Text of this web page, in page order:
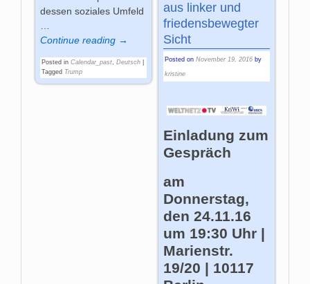
dessen soziales Umfeld
Continue reading →
Posted in Calendar_past ,Deutsch
Tagged Trump
aus linker und
friedensbewegter
Sicht
Posted on November 19, 2016 by
kristine
Einladung zum
Gespräch
am
Donnerstag,
den 24.11.16
um 19:30 Uhr |
Marienstr.
19/20 | 10117